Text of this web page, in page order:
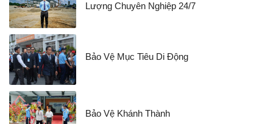
Lượng Chuyên Nghiệp 24/7
Bảo Vệ Mục Tiêu Di Động
Bảo Vệ Khánh Thành